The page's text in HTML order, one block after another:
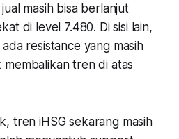
masih bisa berlanjut
di level 7.480. Di sisi lain,
resistance yang masih
tren di atas
tren iHSG sekarang masih